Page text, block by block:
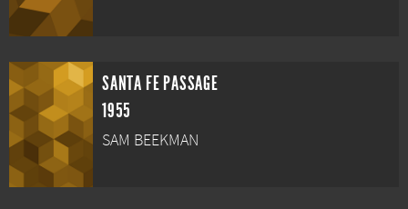
SANTA FE PASSAGE
1955
SAM BEEKMAN